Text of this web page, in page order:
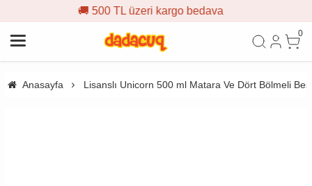
TL üzeri kargo bedava
0
Anasayfa Lisanslı Unicorn 500 ml Matara Ve Dört Bölmeli